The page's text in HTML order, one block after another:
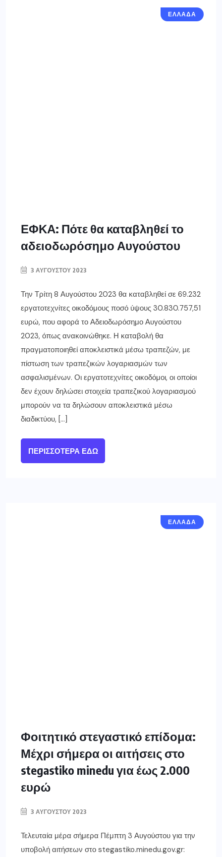
ΕΛΛΑΔΑ
ΕΦΚΑ: Πότε θα καταβληθεί το
αδειοδωρόσημο Αυγούστου
3 ΑΥΓΟΎΣΤΟΥ 2023
Την Τρίτη 8 Αυγούστου 2023 θα καταβληθεί σε 69.232
εργατοτεχνίτες οικοδόμους ποσό ύψους 30.830.757,51
ευρώ, που αφορά το Αδειοδωρόσημο Αυγούστου
2023, όπως ανακοινώθηκε. Η καταβολή θα
πραγματοποιηθεί αποκλειστικά μέσω τραπεζών, με
πίστωση των τραπεζικών λογαριασμών των
ασφαλισμένων. Οι εργατοτεχνίτες οικοδόμοι, οι οποίοι
δεν έχουν δηλώσει στοιχεία τραπεζικού λογαριασμού
μπορούν να τα δηλώσουν αποκλειστικά μέσω
διαδικτύου, […]
ΠΕΡΙΣΣΌΤΕΡΑ ΕΔΏ
ΕΛΛΑΔΑ
Φοιτητικό στεγαστικό επίδομα:
Μέχρι σήμερα οι αιτήσεις στο
stegastiko minedu για έως 2.000
ευρώ
3 ΑΥΓΟΎΣΤΟΥ 2023
Τελευταία μέρα σήμερα Πέμπτη 3 Αυγούστου για την
υποβολή αιτήσεων στο stegastiko.minedu.gov.gr: